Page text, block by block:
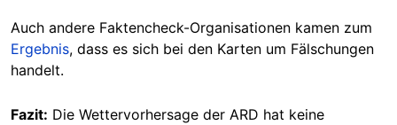
Auch andere Faktencheck-Organisationen kamen zum
Ergebnis, dass es sich bei den Karten um Fälschungen
handelt.
Fazit: Die Wettervorhersage der ARD hat keine